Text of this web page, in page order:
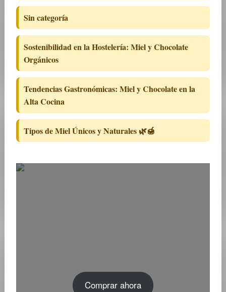
Sin categoría
Sostenibilidad en la Hostelería: Miel y Chocolate
Orgánicos
Tendencias Gastronómicas: Miel y Chocolate en la
Alta Cocina
Tipos de Miel Únicos y Naturales 🌿🍯
Comprar ahora